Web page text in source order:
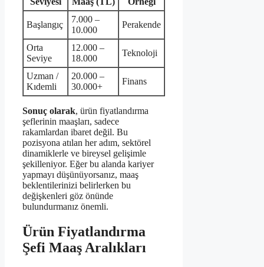
Başlangıç
7.000 –
10.000
Perakende
Orta
Seviye
12.000 –
18.000
Teknoloji
Uzman /
Kıdemli
20.000 –
30.000+
Finans
Sonuç olarak, ürün fiyatlandırma
şeflerinin maaşları, sadece
rakamlardan ibaret değil. Bu
pozisyona atılan her adım, sektörel
dinamiklerle ve bireysel gelişimle
şekilleniyor. Eğer bu alanda kariyer
yapmayı düşünüyorsanız, maaş
beklentilerinizi belirlerken bu
değişkenleri göz önünde
bulundurmanız önemli.
Ürün Fiyatlandırma
Şefi Maaş Aralıkları